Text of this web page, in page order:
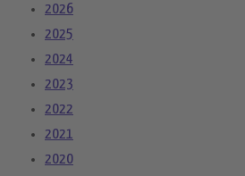
2026
2025
2024
2023
2022
2021
2020